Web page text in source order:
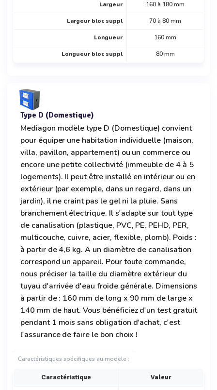
Largeur 160 à 180 mm
Largeur bloc suppl 70 à 80 mm
Longueur 160 mm
Longueur bloc suppl 80 mm
Type D (Domestique)
Mediagon modèle type D (Domestique) convient
pour équiper une habitation individuelle (maison,
villa, pavillon, appartement) ou un commerce ou
encore une petite collectivité (immeuble de 4 à 5
logements). Il peut être installé en intérieur ou en
extérieur (par exemple, dans un regard, dans un
jardin), il ne craint pas le gel ni la pluie. Sans
branchement électrique. Il s'adapte sur tout type
de canalisation (plastique, PVC, PE, PEHD, PER,
multicouche, cuivre, acier, flexible, plomb). Poids :
à partir de 4,6 kg. A un diamètre de canalisation
correspond un appareil. Pour toute commande,
nous préciser la taille du diamètre extérieur du
tuyau d'arrivée d'eau froide générale. Dimensions
à partir de : 160 mm de long x 90 mm de large x
140 mm de haut. Vous bénéficiez d'un test gratuit
pendant 1 mois sans obligation d'achat, c'est
l'assurance de faire le bon choix !
Caractéristiques spécifiques au modèle :
Caractéristique Valeur